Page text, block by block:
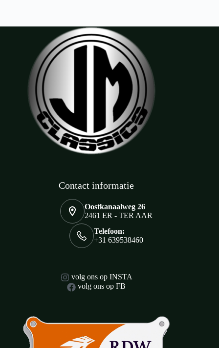
Contact informatie
Oostkanaalweg 26
2461 ER - TER AAR
Telefoon:
+31 639538460
volg ons op INSTA
volg ons op FB